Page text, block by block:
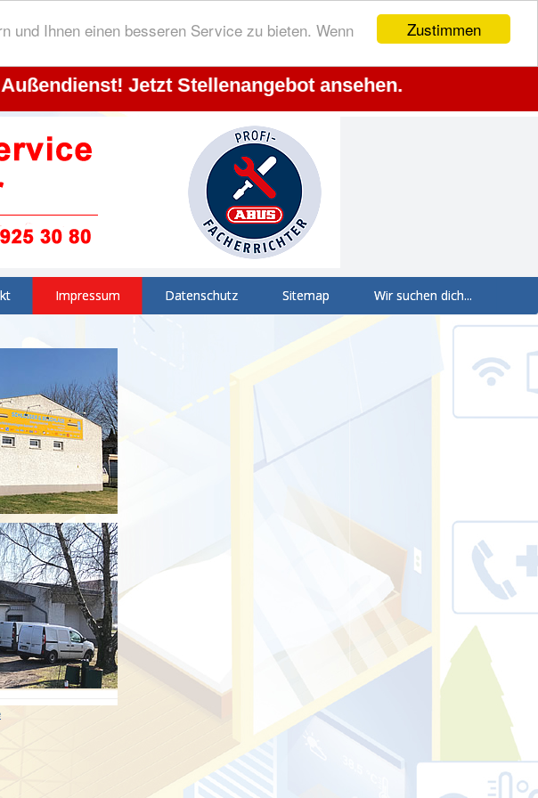
Zustimmen
und Ihnen einen besseren Service zu bieten. Wenn
Jetzt Stellenangebot ansehen.
Impressum Datenschutz Sitemap Wir suchen dich...